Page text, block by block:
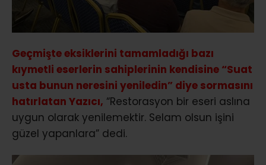
Geçmişte eksiklerini tamamladığı bazı
kıymetli eserlerin sahiplerinin kendisine “Suat
usta bunun neresini yeniledin” diye sormasını
hatırlatan Yazıcı, “Restorasyon bir eseri aslına
uygun olarak yenilemektir. Selam olsun işini
güzel yapanlara” dedi.